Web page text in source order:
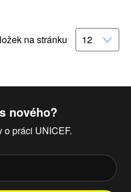
na stránku
nového?
o práci UNICEF.